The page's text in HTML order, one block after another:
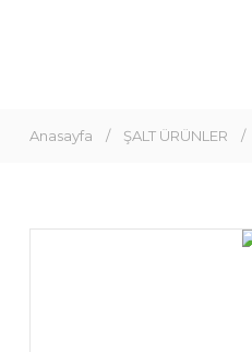
Anasayfa ŞALT ÜRÜNLER